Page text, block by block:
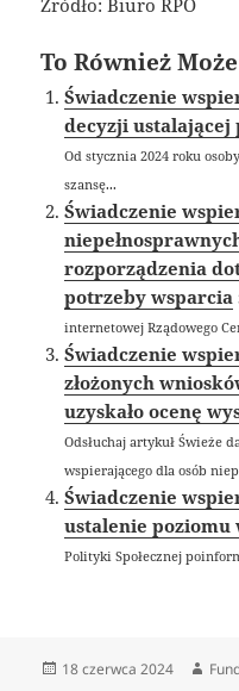
To Również
Świadczenie
decyzji ustalającej
Od stycznia 2024 roku
szansę...
Świadczenie
rozporządzenia
potrzeby wsparcia
internetowej Rządowego
Świadczenie
złożonych
uzyskało ocenę
Odsłuchaj artykuł Świeże
wspierającego dla osób
Świadczenie
ustalenie poziomu
Polityki Społecznej
Data
18 czerwca 2024